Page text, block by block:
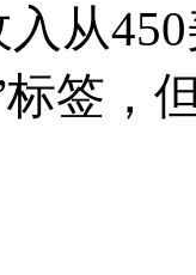
从
签，